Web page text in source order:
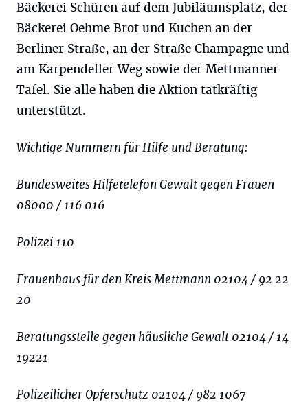
Bäckerei Schüren auf dem Jubiläumsplatz, der
Bäckerei Oehme Brot und Kuchen an der
Berliner Straße, an der Straße Champagne und
am Karpendeller Weg sowie der Mettmanner
Tafel. Sie alle haben die Aktion tatkräftig
unterstützt.
Wichtige Nummern für Hilfe und Beratung:
Bundesweites Hilfetelefon Gewalt gegen Frauen
08000 / 116 016
Polizei 110
Frauenhaus für den Kreis Mettmann 02104 / 92 22
20
Beratungsstelle gegen häusliche Gewalt 02104 / 14
19221
Polizeilicher Opferschutz 02104 / 982 1067